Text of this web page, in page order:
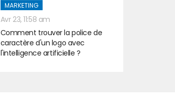
MARKETING
Avr 23, 11:58 am
Comment trouver la police de
caractère d'un logo avec
l'intelligence artificielle ?